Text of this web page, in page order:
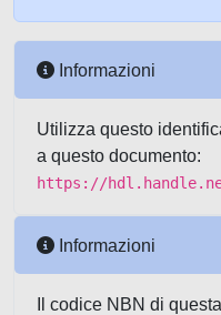
Informazioni
Utilizza questo
a questo documento:
https://
Informazioni
Il codice NBN di